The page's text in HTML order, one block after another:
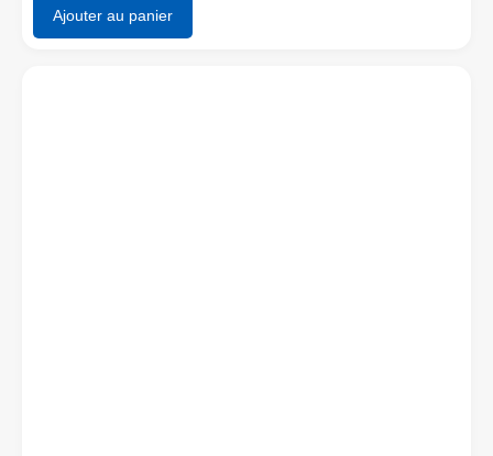
Ajouter au panier